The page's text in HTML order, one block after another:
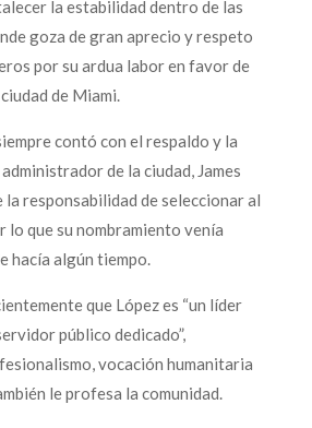
la estabilidad dentro de las
goza de gran aprecio y respeto
por su ardua labor en favor de
de Miami.
contó con el respaldo y la
de la ciudad, James
la responsabilidad de seleccionar al
lo que su nombramiento venía
hacía algún tiempo.
que López es “un líder
público dedicado”,
vocación humanitaria
le profesa la comunidad.